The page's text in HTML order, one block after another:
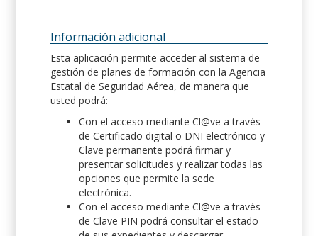
Información adicional
Esta aplicación permite acceder al sistema de
gestión de planes de formación con la Agencia
Estatal de Seguridad Aérea, de manera que
usted podrá:
Con el acceso mediante Cl@ve a través
de Certificado digital o DNI electrónico y
Clave permanente podrá firmar y
presentar solicitudes y realizar todas las
opciones que permite la sede
electrónica.
Con el acceso mediante Cl@ve a través
de Clave PIN podrá consultar el estado